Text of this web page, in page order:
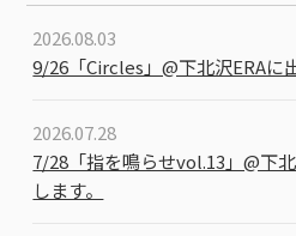
2026.08.03
9/26「Circles」@下北沢ERAに
2026.07.28
7/28「指を鳴らせvol.13」@下
します。